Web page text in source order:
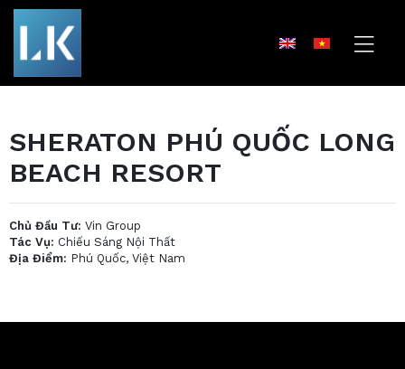
SHERATON PHÚ QUỐC LONG
BEACH RESORT
Chủ Đầu Tư: Vin Group
Tác Vụ: Chiếu Sáng Nội Thất
Địa Điểm: Phú Quốc, Việt Nam